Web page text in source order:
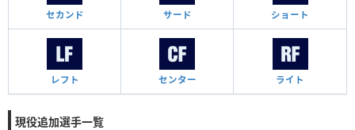
セカンド サード ショート
レフト センター ライト
現役追加選手一覧